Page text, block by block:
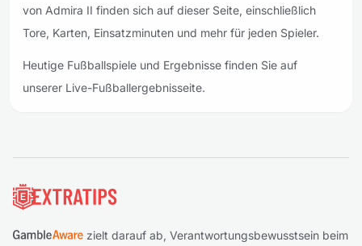
von Admira II finden sich auf dieser Seite, einschließlich
Tore, Karten, Einsatzminuten und mehr für jeden Spieler.
Heutige Fußballspiele und Ergebnisse finden Sie auf
unserer Live-Fußballergebnisseite.
zielt darauf ab, Verantwortungsbewusstsein beim